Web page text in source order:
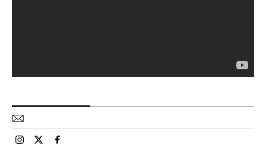
Esportes El País Brasil en Instagram
Esportes El País Brasil en Twitter
Esportes El País Brasil en Facebook